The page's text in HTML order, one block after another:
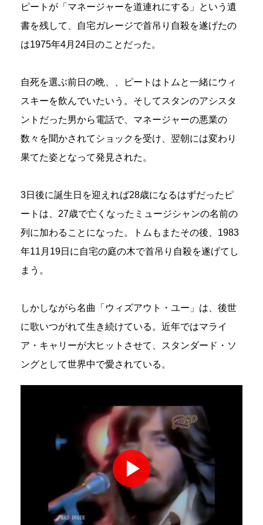
ピートが「マネージャーを道連れにする」という遺
書を残して、自宅ガレージで首吊り自殺を遂げたの
は1975年4月24日のことだった。
自死を選ぶ前日の晩、、ピートはトムと一緒にウィ
スキーを飲んでいたいう。そしてスタンのアシスタ
ントだった男から電話で、マネージャーの悪業の
数々を聞かされてショックを受け、翌朝には変わり
果てた姿となって発見された。
3日後に誕生日を迎えれば28歳になるはずだったピ
ートは、27歳で亡くなったミュージシャンの名前の
列に加わることになった。トムもまたその後、1983
年11月19日に自宅の庭の木で首吊り自殺を遂げてし
まう。
しかしながら名曲「ウィズアウト・ユー」は、後世
に歌いつがれて生き続けている。近年ではマライ
ア・キャリーが大ヒットさせて、スタンダード・ソ
ングとして世界中で愛されている。